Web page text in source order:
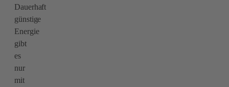
Dauerhaft
günstige
Energie
gibt
es
nur
mit